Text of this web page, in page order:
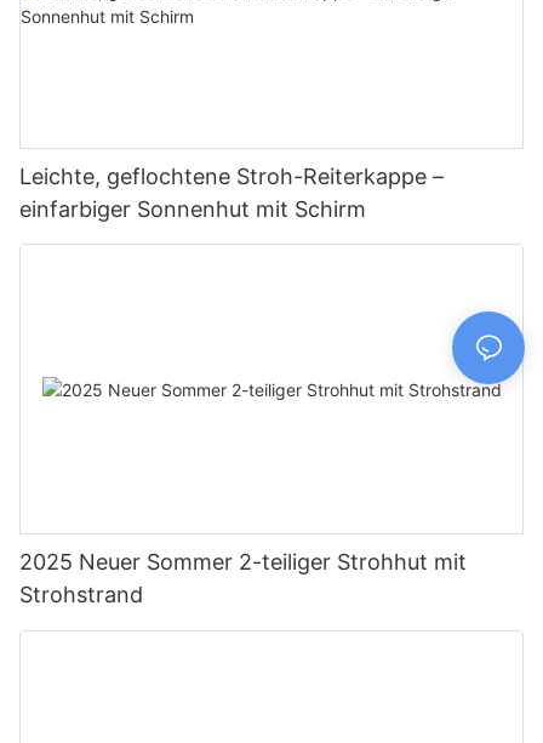
Leichte, geflochtene Stroh-Reiterkappe –
einfarbiger Sonnenhut mit Schirm
2025 Neuer Sommer 2-teiliger Strohhut mit
Strohstrand